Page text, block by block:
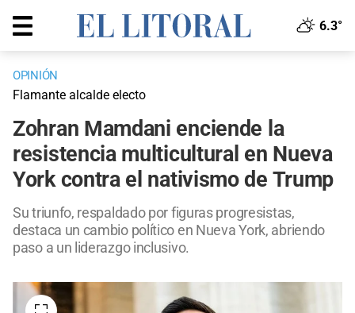
6.3°
OPINIÓN
Flamante alcalde electo
Zohran Mamdani enciende la
resistencia multicultural en Nueva
York contra el nativismo de Trump
Su triunfo, respaldado por figuras progresistas,
destaca un cambio político en Nueva York, abriendo
paso a un liderazgo inclusivo.